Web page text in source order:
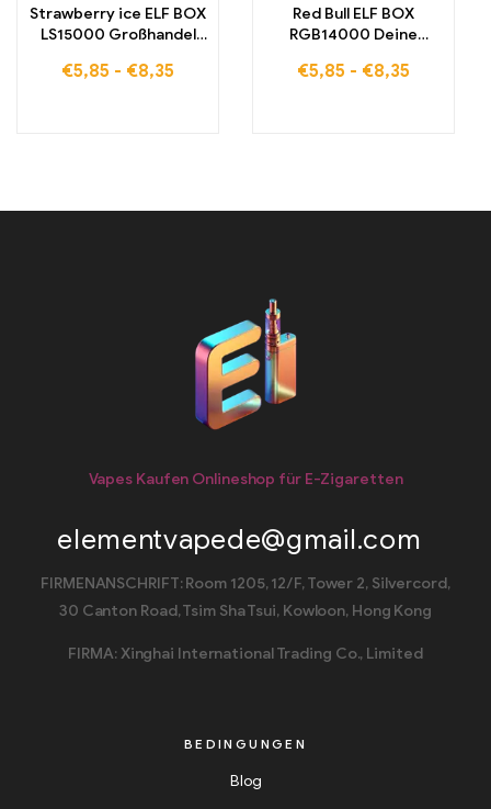
Strawberry ice ELF BOX
LS15000 Großhandel
Glück 15000 Puffs
€5,85 - €8,35
Red Bull ELF BOX
RGB14000 Deine
Energie und
€5,85 - €8,35
Vapes Kaufen Onlineshop für E-Zigaretten
elementvapede@gmail.com
FIRMENANSCHRIFT: Room 1205, 12/F, Tower 2, Silvercord,
30 Canton Road, Tsim Sha Tsui, Kowloon, Hong Kong
FIRMA: Xinghai International Trading Co., Limited
BEDINGUNGEN
Blog